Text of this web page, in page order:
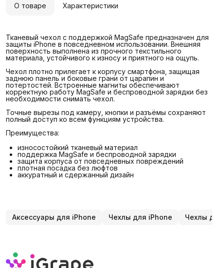
О товаре Характеристики
Тканевый чехол с поддержкой MagSafe предназначен для
защиты iPhone в повседневном использовании. Внешняя
поверхность выполнена из прочного текстильного
материала, устойчивого к износу и приятного на ощупь.
Чехол плотно прилегает к корпусу смартфона, защищая
заднюю панель и боковые грани от царапин и
потертостей. Встроенные магниты обеспечивают
корректную работу MagSafe и беспроводной зарядки без
необходимости снимать чехол.
Точные вырезы под камеру, кнопки и разъёмы сохраняют
полный доступ ко всем функциям устройства.
Преимущества:
износостойкий тканевый материал
поддержка MagSafe и беспроводной зарядки
защита корпуса от повседневных повреждений
плотная посадка без люфтов
аккуратный и сдержанный дизайн
Аксессуары для iPhone Чехлы для iPhone Чехлы